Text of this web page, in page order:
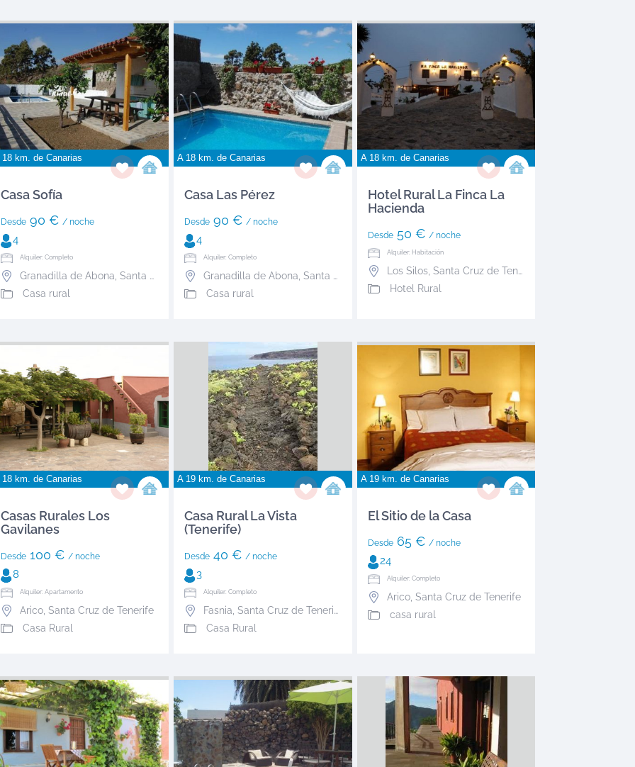
18 km. de Canarias
Casa Sofía
Desde 90 € / noche
4
Alquiler: Completo
Granadilla de Abona Santa Cruz de Tenerife
Casa rural
A 18 km. de Canarias
Casa Las Pérez
Desde90 € / noche
4
Alquiler: Completo
Granadilla de Abona Santa Cruz de Tenerife
Casa rural
A 18 km. de Canarias
Hotel Rural La Finca La
Hacienda
Desde50 € / noche
Alquiler: Habitación
Los Silos, Santa Cruz de Tenerife
Hotel Rural
18 km. de Canarias
Casas Rurales Los
Gavilanes
Desde 100 € / noche
8
Alquiler: Apartamento
Arico Santa Cruz de Tenerife
Casa Rural
A 19 km. de Canarias
Casa Rural La Vista
(Tenerife)
Desde40 € / noche
3
Alquiler: Completo
Fasnia Santa Cruz de Tenerife
Casa Rural
A 19 km. de Canarias
El Sitio de la Casa
Desde65 € / noche
24
Alquiler: Completo
Arico, Santa Cruz de Tenerife
casa rural